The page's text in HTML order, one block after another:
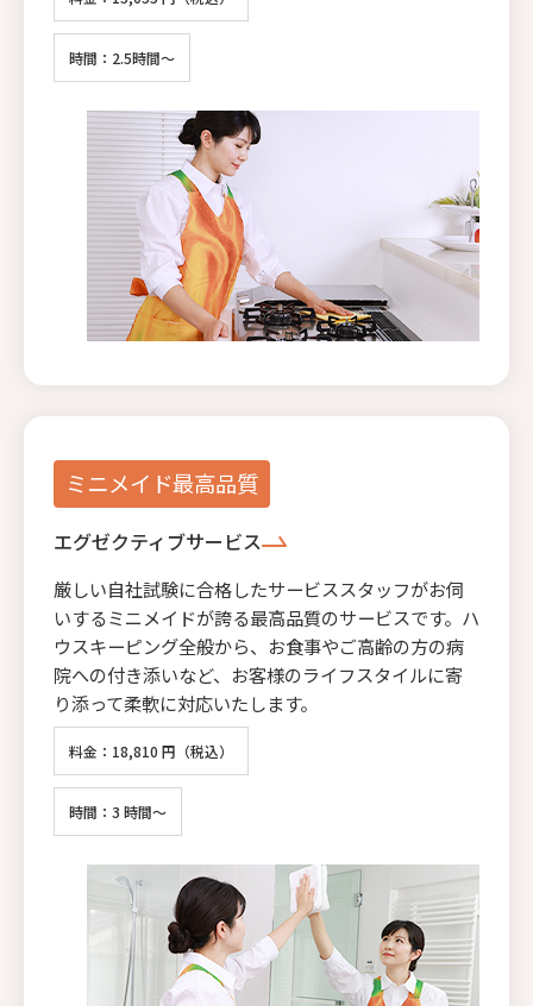
時間：2.5時間～
ミニメイド最高品質
エグゼクティブサービス
厳しい自社試験に合格したサービススタッフがお伺
いするミニメイドが誇る最高品質のサービスです。ハ
ウスキーピング全般から、お食事やご高齢の方の病
院への付き添いなど、お客様のライフスタイルに寄
り添って柔軟に対応いたします。
料金：18,810 円（税込）
時間：3 時間～